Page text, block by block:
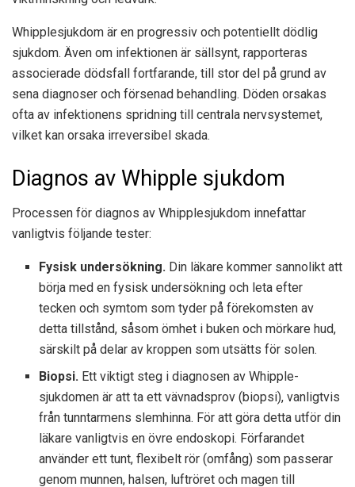
Whipplesjukdom är en progressiv och potentiellt dödlig
sjukdom. Även om infektionen är sällsynt, rapporteras
associerade dödsfall fortfarande, till stor del på grund av
sena diagnoser och försenad behandling. Döden orsakas
ofta av infektionens spridning till centrala nervsystemet,
vilket kan orsaka irreversibel skada.
Diagnos av Whipple sjukdom
Processen för diagnos av Whipplesjukdom innefattar
vanligtvis följande tester:
Fysisk undersökning. Din läkare kommer sannolikt att
börja med en fysisk undersökning och leta efter
tecken och symtom som tyder på förekomsten av
detta tillstånd, såsom ömhet i buken och mörkare hud,
särskilt på delar av kroppen som utsätts för solen.
Biopsi. Ett viktigt steg i diagnosen av Whipple-
sjukdomen är att ta ett vävnadsprov (biopsi), vanligtvis
från tunntarmens slemhinna. För att göra detta utför din
läkare vanligtvis en övre endoskopi. Förfarandet
använder ett tunt, flexibelt rör (omfång) som passerar
genom munnen, halsen, luftröret och magen till